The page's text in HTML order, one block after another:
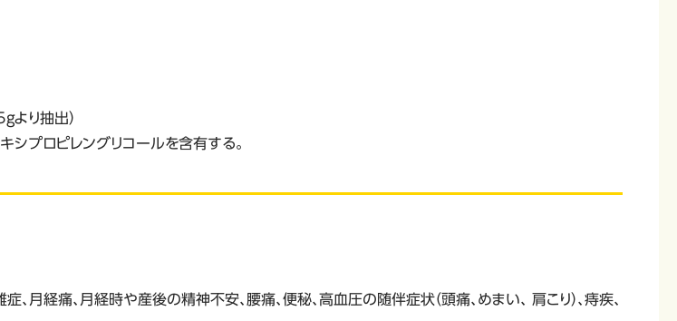
より抽出）
シプロピレングリコールを含有する。
経痛、月経時や産後の精神不安、腰痛、便秘、高血圧の随伴症状（頭痛、めまい、 肩こり）、痔疾、